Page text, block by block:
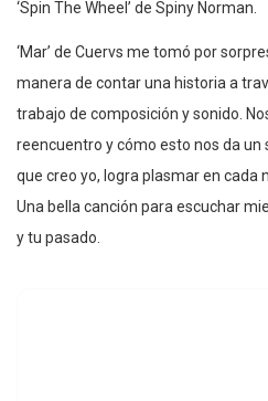
‘Spin The Wheel’ de Spiny Norman.
‘Mar’ de Cuervs me tomó por
manera de contar una historia a
trabajo de composición y sonido.
reencuentro y cómo esto nos da
que creo yo, logra plasmar en cada
Una bella canción para escuchar
y tu pasado.